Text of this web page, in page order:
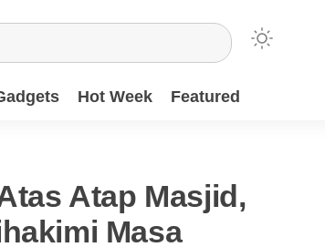
Hot Week Featured
Atap Masjid,
Masa